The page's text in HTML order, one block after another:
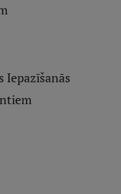
Iepazīšanās